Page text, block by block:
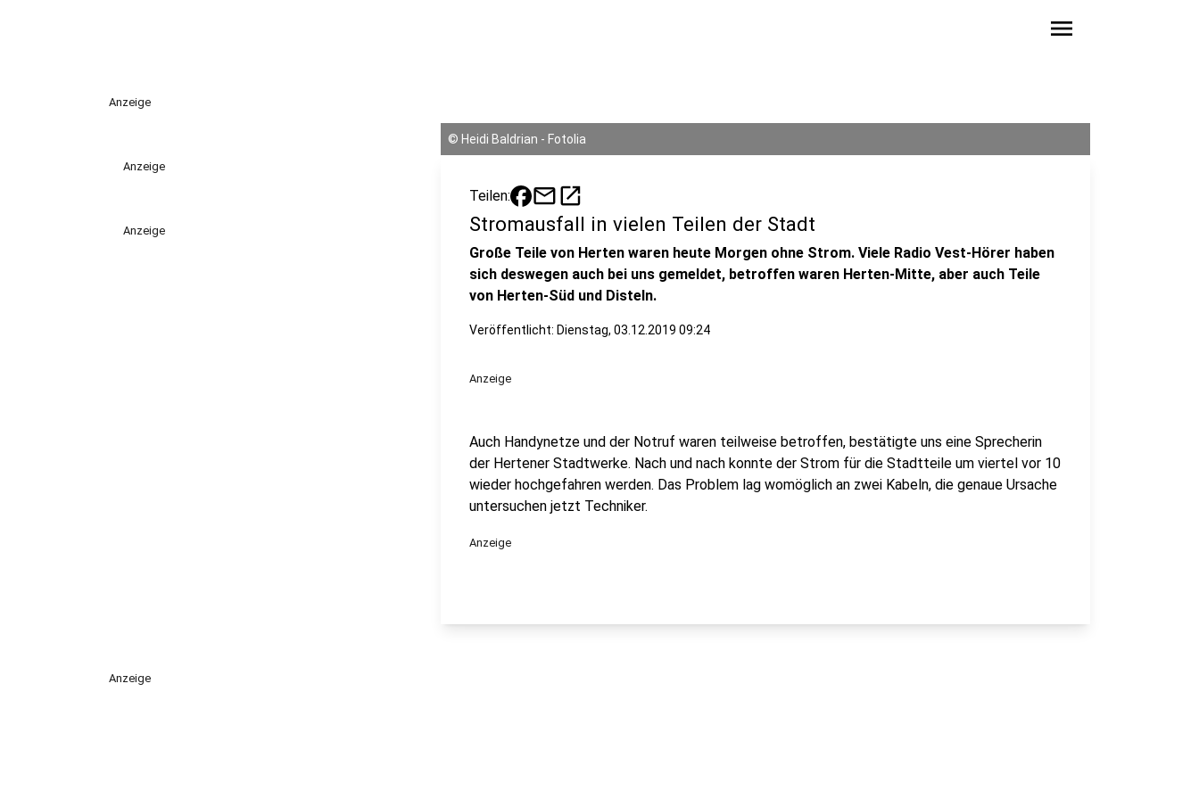
menu
Anzeige
Anzeige
Anzeige
© Heidi Baldrian - Fotolia
Teilen: mailopen_in_new
Stromausfall in vielen Teilen der Stadt
Große Teile von Herten waren heute Morgen ohne Strom. Viele Radio Vest-Hörer haben
sich deswegen auch bei uns gemeldet, betroffen waren Herten-Mitte, aber auch Teile
von Herten-Süd und Disteln.
Veröffentlicht: Dienstag, 03.12.2019 09:24
Anzeige
Auch Handynetze und der Notruf waren teilweise betroffen, bestätigte uns eine Sprecherin
der Hertener Stadtwerke. Nach und nach konnte der Strom für die Stadtteile um viertel vor 10
wieder hochgefahren werden. Das Problem lag womöglich an zwei Kabeln, die genaue Ursache
untersuchen jetzt Techniker.
Anzeige
Anzeige